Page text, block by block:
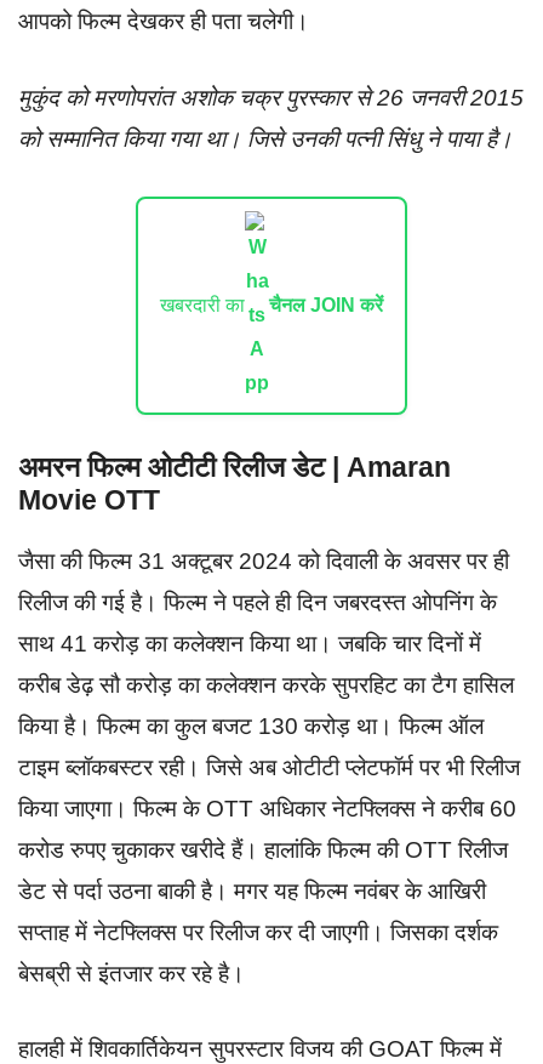
आपको फिल्म देखकर ही पता चलेगी।
मुकुंद को मरणोपरांत अशोक चक्र पुरस्कार से 26 जनवरी 2015
को सम्मानित किया गया था। जिसे उनकी पत्नी सिंधु ने पाया है।
खबरदारी का चैनल JOIN करें
अमरन फिल्म ओटीटी रिलीज डेट | Amaran
Movie OTT
जैसा की फिल्म 31 अक्टूबर 2024 को दिवाली के अवसर पर ही
रिलीज की गई है। फिल्म ने पहले ही दिन जबरदस्त ओपनिंग के
साथ 41 करोड़ का कलेक्शन किया था। जबकि चार दिनों में
करीब डेढ़ सौ करोड़ का कलेक्शन करके सुपरहिट का टैग हासिल
किया है। फिल्म का कुल बजट 130 करोड़ था। फिल्म ऑल
टाइम ब्लॉकबस्टर रही। जिसे अब ओटीटी प्लेटफॉर्म पर भी रिलीज
किया जाएगा। फिल्म के OTT अधिकार नेटफ्लिक्स ने करीब 60
करोड रुपए चुकाकर खरीदे हैं। हालांकि फिल्म की OTT रिलीज
डेट से पर्दा उठना बाकी है। मगर यह फिल्म नवंबर के आखिरी
सप्ताह में नेटफ्लिक्स पर रिलीज कर दी जाएगी। जिसका दर्शक
बेसब्री से इंतजार कर रहे है।
हालही में शिवकार्तिकेयन सुपरस्टार विजय की GOAT फिल्म में